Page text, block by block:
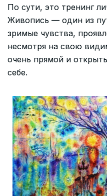
По сути, это тренинг
Живопись — один из
зримые чувства,
несмотря на свою
очень прямой и
себе.